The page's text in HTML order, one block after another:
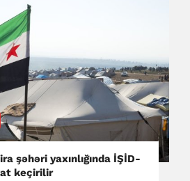
şəhəri yaxınlığında İŞİD-
keçirilir